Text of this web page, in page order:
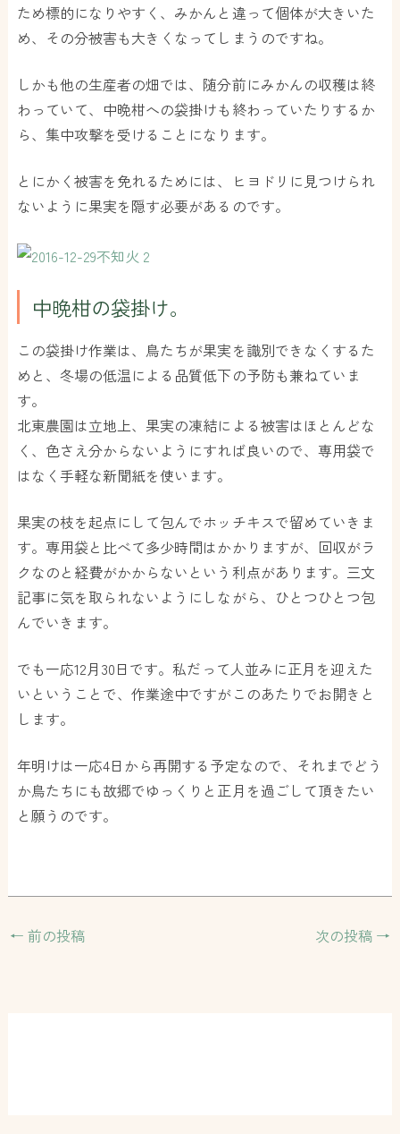
ため標的になりやすく、みかんと違って個体が大きいた
め、その分被害も大きくなってしまうのですね。
しかも他の生産者の畑では、随分前にみかんの収穫は終
わっていて、中晩柑への袋掛けも終わっていたりするか
ら、集中攻撃を受けることになります。
とにかく被害を免れるためには、ヒヨドリに見つけられ
ないように果実を隠す必要があるのです。
中晩柑の袋掛け。
この袋掛け作業は、鳥たちが果実を識別できなくするた
めと、冬場の低温による品質低下の予防も兼ねていま
す。
北東農園は立地上、果実の凍結による被害はほとんどな
く、色さえ分からないようにすれば良いので、専用袋で
はなく手軽な新聞紙を使います。
果実の枝を起点にして包んでホッチキスで留めていきま
す。専用袋と比べて多少時間はかかりますが、回収がラ
クなのと経費がかからないという利点があります。三文
記事に気を取られないようにしながら、ひとつひとつ包
んでいきます。
でも一応12月30日です。私だって人並みに正月を迎えた
いということで、作業途中ですがこのあたりでお開きと
します。
年明けは一応4日から再開する予定なので、それまでどう
か鳥たちにも故郷でゆっくりと正月を過ごして頂きたい
と願うのです。
← 前の投稿 次の投稿 →